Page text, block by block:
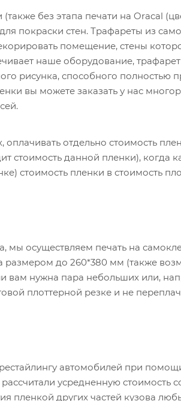
без этапа печати на Oracal
покраски стен. Трафареты из
помещение, стены
наше оборудование,
рисунка, способного полностью
вы можете заказать у нас
отдельно стоимость
стоимость данной пленки), когда
стоимость пленки в стоимость
мы осуществляем печать на
размером до 260*380 мм (также
вам нужна пара небольших или,
плоттерной резке и не
автомобилей при
усредненную стоимость
пленкой других частей кузова